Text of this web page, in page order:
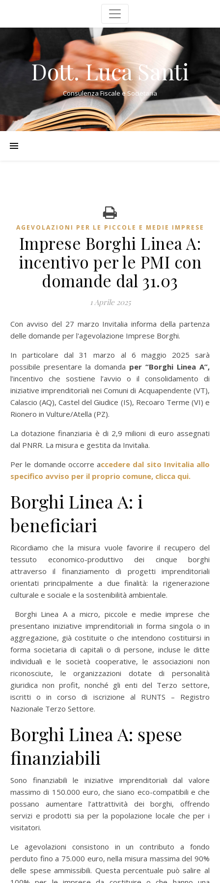
Dott. Luca Santi
Consulenza Fiscale e Societaria
AGEVOLAZIONI PER LE PICCOLE E MEDIE IMPRESE
Imprese Borghi Linea A:
incentivo per le PMI con
domande dal 31.03
1 Aprile 2025
Con avviso del 27 marzo Invitalia informa della partenza
delle domande per l'agevolazione Imprese Borghi.
In particolare dal 31 marzo al 6 maggio 2025 sarà
possibile presentare la domanda per “Borghi Linea A”,
l’incentivo che sostiene l’avvio o il consolidamento di
iniziative imprenditoriali nei Comuni di Acquapendente (VT),
Calascio (AQ), Castel del Giudice (IS), Recoaro Terme (VI) e
Rionero in Vulture/Atella (PZ).
La dotazione finanziaria è di 2,9 milioni di euro assegnati
dal PNRR. La misura e gestita da Invitalia.
Per le domande occorre accedere dal sito Invitalia allo
specifico avviso per il proprio comune, clicca qui.
Borghi Linea A: i
beneficiari
Ricordiamo che la misura vuole favorire il recupero del
tessuto economico-produttivo dei cinque borghi
attraverso il finanziamento di progetti imprenditoriali
orientati principalmente a due finalità: la rigenerazione
culturale e sociale e la sostenibilità ambientale.
Borghi Linea A a micro, piccole e medie imprese che
presentano iniziative imprenditoriali in forma singola o in
aggregazione, già costituite o che intendono costituirsi in
forma societaria di capitali o di persone, incluse le ditte
individuali e le società cooperative, le associazioni non
riconosciute, le organizzazioni dotate di personalità
giuridica non profit, nonché gli enti del Terzo settore,
iscritti o in corso di iscrizione al RUNTS – Registro
Nazionale Terzo Settore.
Borghi Linea A: spese
finanziabili
Sono finanziabili le iniziative imprenditoriali dal valore
massimo di 150.000 euro, che siano eco-compatibili e che
possano aumentare l’attrattività dei borghi, offrendo
servizi e prodotti sia per la popolazione locale che per i
visitatori.
Le agevolazioni consistono in un contributo a fondo
perduto fino a 75.000 euro, nella misura massima del 90%
delle spese ammissibili. Questa percentuale può salire al